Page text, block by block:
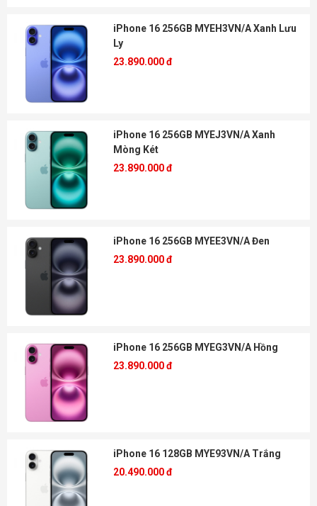
iPhone 16 256GB MYEH3VN/A Xanh Lưu
Ly
23.890.000 đ
iPhone 16 256GB MYEJ3VN/A Xanh
Mòng Két
23.890.000 đ
iPhone 16 256GB MYEE3VN/A Đen
23.890.000 đ
iPhone 16 256GB MYEG3VN/A Hồng
23.890.000 đ
iPhone 16 128GB MYE93VN/A Trắng
20.490.000 đ